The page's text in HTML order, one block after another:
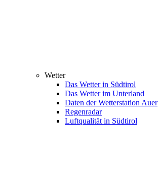
Wetter
Das Wetter in Südtirol
Das Wetter im Unterland
Daten der Wetterstation Auer
Regenradar
Luftqualität in Südtirol